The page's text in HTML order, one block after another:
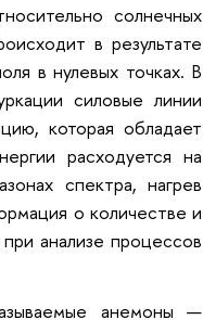
солнечных
в результате
в нулевых точках. В
силовые линии
которая обладает
расходуется на
спектра, нагрев
о количестве и
анализе процессов
анемоны —